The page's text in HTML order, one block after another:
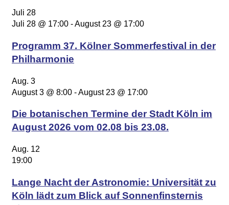
Juli 28
Juli 28 @ 17:00 -August 23 @ 17:00
Programm 37. Kölner Sommerfestival in der
Philharmonie
Aug. 3
August 3 @ 8:00 -August 23 @ 17:00
Die botanischen Termine der Stadt Köln im
August 2026 vom 02.08 bis 23.08.
Aug. 12
19:00
Lange Nacht der Astronomie: Universität zu
Köln lädt zum Blick auf Sonnenfinsternis